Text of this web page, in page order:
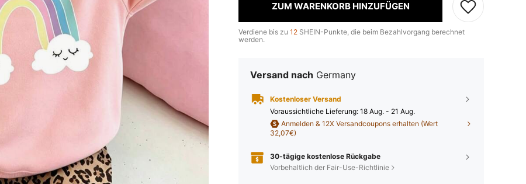
ZUM WARENKORB HINZUFÜGEN
Verdiene bis zu 12 SHEIN-Punkte, die beim Bezahlvorgang berechnet
werden.
Versand nach Germany
Kostenloser Versand
Voraussichtliche Lieferung: 18 Aug. - 21 Aug.
Anmelden & 12X Versandcoupons erhalten (Wert
32,07€)
30-tägige kostenlose Rückgabe
Vorbehaltlich der Fair-Use-Richtlinie